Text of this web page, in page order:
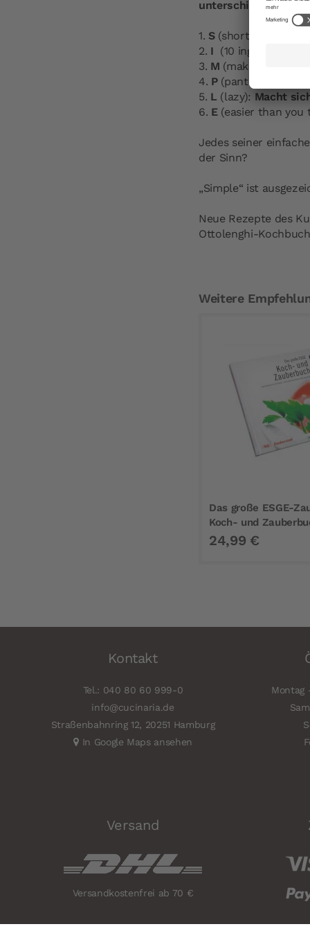
unterschiedliche
1. S(short on time):
2. I (10 ingredients
3. M (make ahead):
4. P(pantry):
5. L (lazy): Macht
6. E(easier than you
Jedes seiner
der Sinn?
„Simple“ ist
Neue Rezepte des
Ottolenghi-
Weitere
Das große ESGE-
Koch- und
24,99 €
Kontakt
Tel.: 040 80 60 999-0
info@cucinaria.de
Straßenbahnring 12, 20251 Hamburg
In Google Maps ansehen
Montag
Versand
Versandkostenfrei ab 70 €